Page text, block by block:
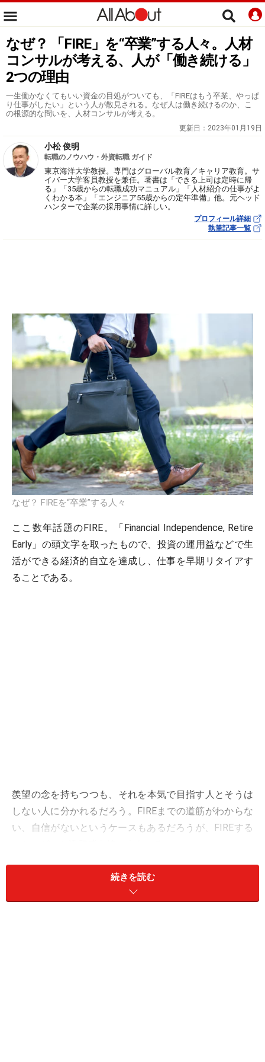
なぜ？ 「FIRE」を“卒業”する人々。人材
コンサルが考える、人が「働き続ける」
2つの理由
一生働かなくてもいい資金の目処がついても、「FIREはもう卒業、やっぱ
り仕事がしたい」という人が散見される。なぜ人は働き続けるのか、こ
の根源的な問いを、人材コンサルが考える。
更新日： 2023年01月19日
小松 俊明
転職のノウハウ・外資転職 ガイド
東京海洋大学教授。専門はグローバル教育／キャリア教育。サ
イバー大学客員教授を兼任。著書は「できる上司は定時に帰
る」「35歳からの転職成功マニュアル」「人材紹介の仕事がよ
くわかる本」「エンジニア55歳からの定年準備」他。元ヘッド
ハンターで企業の採用事情に詳しい。
プロフィール詳細
執筆記事一覧
なぜ？ FIREを“卒業”する人々
ここ数年話題のFIRE。「Financial Independence, Retire
Early」の頭文字を取ったもので、投資の運用益などで生
活ができる経済的自立を達成し、仕事を早期リタイアす
ることである。
羨望の念を持ちつつも、それを本気で目指す人とそうは
しない人に分かれるだろう。FIREまでの道筋がわからな
い、自信がないというケースもあるだろうが、FIREする
実際、SNSの投稿などでは、「FIREはもう卒業、やっぱ
り仕事がしたい」という声も散見される。人は時間を持
続きを読む